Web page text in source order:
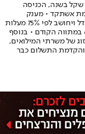
מכירות של עד 400 מיליון שקל בשנה, הכניסה
25% במחזור לעומת אשתקד • מענק
השתתפות המדינה בהוצאות שכר העובדים יוגדל ויחושב לפי 75% מעלות
השכר כפול שיעור הירידה במחזור, לעומת 60% במתווה הקודם • בנוסף
של משרתי המילואים,
כמו גם הגדלת התשלום על יום מילואים ל125% והקדמת התשלום כבר